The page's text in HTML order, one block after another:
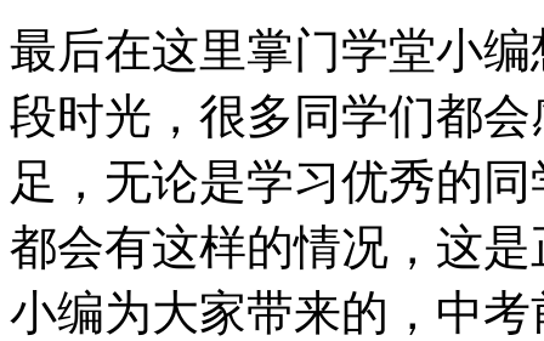
最后在这里掌门学堂小
段时光，很多同学们都
足，无论是学习优秀的
都会有这样的情况，这
小编为大家带来的，中